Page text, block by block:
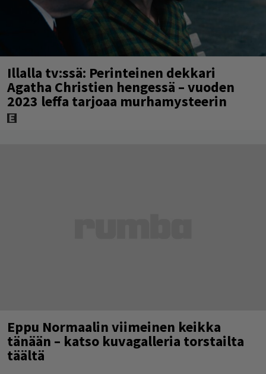
Illalla tv:ssä: Perinteinen dekkari
Agatha Christien hengessä – vuoden
2023 leffa tarjoaa murhamysteerin
Eppu Normaalin viimeinen keikka
tänään – katso kuvagalleria torstailta
täältä